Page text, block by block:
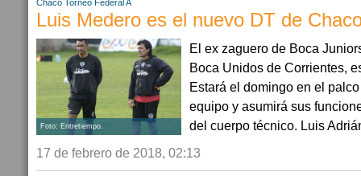
Chaco Torneo Federal A
Luis Medero es el nuevo DT de
Foto: Entretiempo.
El ex zaguero de Boca
Boca Unidos de Corrientes,
Estará el domingo en el
equipo y asumirá sus
del cuerpo técnico. Luis
17 de febrero de 2018, 02:13